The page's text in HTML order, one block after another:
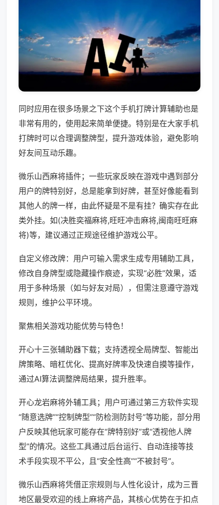
同时应用在很多场景之下这个手机打牌计算辅助也是
非常有用的，使用起来简单便捷。特别是在大家手机
打牌时可以合理调整牌型，提升游戏体验，避免影响
好友间互动乐趣。
微乐山西麻将插件；一些玩家反映在游戏中遇到部分
用户的牌特别好，总是能拿到好牌，甚至好像能看到
其他人的牌一样，由此怀疑是不是有挂？确实存在此
类外挂。如(决胜奕福麻将,旺旺冲击麻将,闽南旺旺麻
将)等，建议通过正规途径维护游戏公平。
自定义修改牌：用户可输入需求生成专用辅助工具，
修改自身牌型或隐藏操作痕迹，实现“必胜”效果，适
用于多种场景（如与好友对局），但需注意遵守游戏
规则，维护公平环境。
聚焦相关游戏功能优势与特色！
开心十三张辅助器下载；支持透视全局牌型、智能出
牌策略、暗杠优化、提高好牌率及快速自摸等操作，
通过AI算法调整牌局结果，提升胜率。
开心龙岩麻将外辅工具；用户可通过第三方软件实现
“随意选牌”“控制牌型”“防检测防封号”等功能，部分用
户反映其他玩家可能存在“牌特别好”或“透视他人牌
型”的情况。这些工具通过后台运行、自动连接等技
术手段实现不平公，且“安全性高”“不被封号”。
微乐山西麻将凭借正宗规则与人性化设计，成为三晋
地区最受欢迎的线上麻将产品，其核心优势在于扣点